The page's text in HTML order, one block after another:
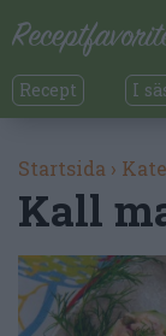
Recept I
Startsida ›
Kall